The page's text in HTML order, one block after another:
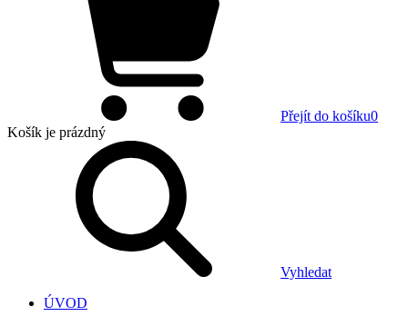
Přejít do košíku0
Košík je prázdný
Vyhledat
ÚVOD